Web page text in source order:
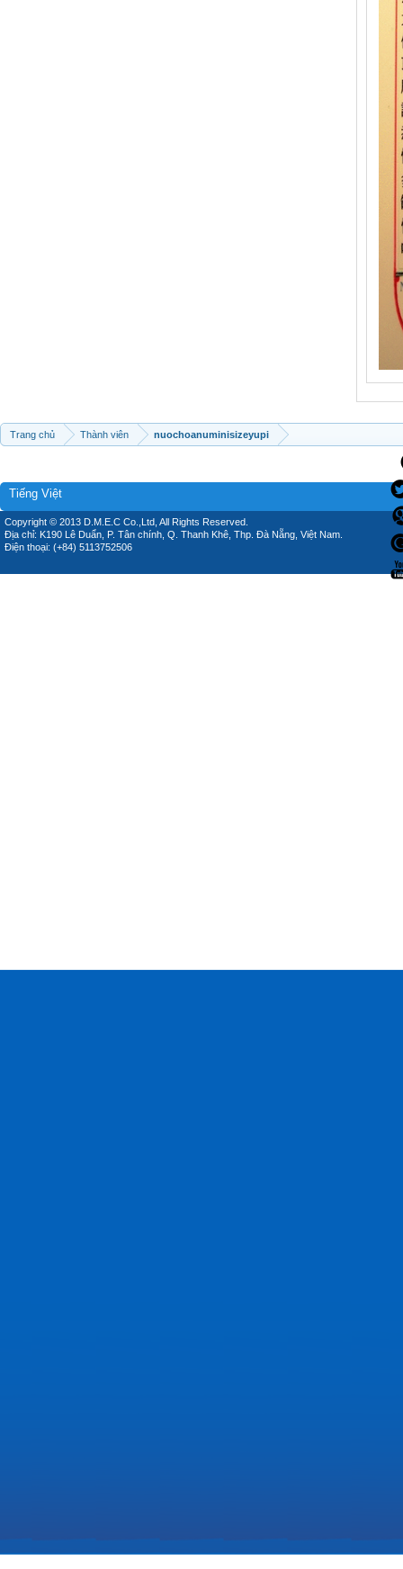
Trang chủ Thành viên nuochoanuminisizeyupi
Tiếng Việt
Copyright © 2013 D.M.E.C Co.,Ltd, All Rights Reserved.
Địa chỉ: K190 Lê Duẩn, P. Tân chính, Q. Thanh Khê, Thp. Đà Nẵng, Việt Nam.
Điện thoại: (+84) 5113752506